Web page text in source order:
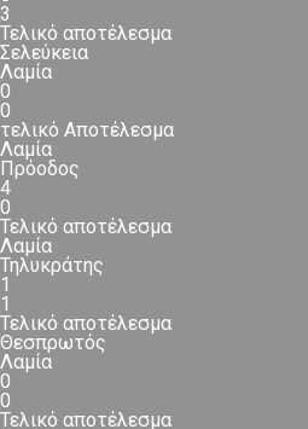
3
Τελικό αποτέλεσμα
Σελεύκεια
Λαμία
0
0
τελικό Αποτέλεσμα
Λαμία
Πρόοδος
4
0
Τελικό αποτέλεσμα
Λαμία
Τηλυκράτης
1
1
Τελικό αποτέλεσμα
Θεσπρωτός
Λαμία
0
0
Τελικό αποτέλεσμα